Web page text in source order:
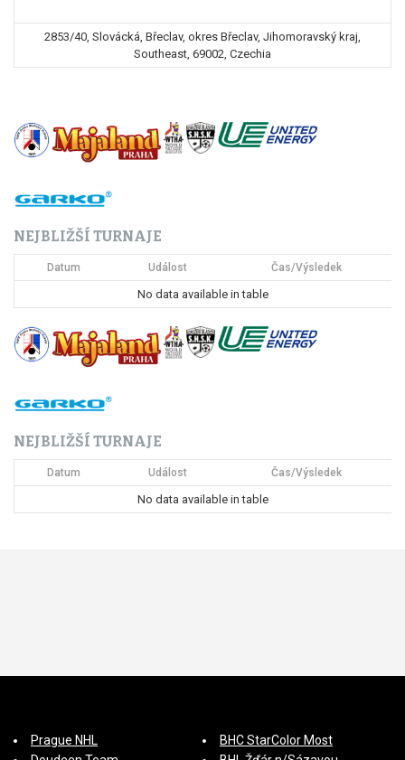
2853/40, Slovácká, Břeclav, okres Břeclav, Jihomoravský kraj,
Southeast, 69002, Czechia
NEJBLIŽŠÍ TURNAJE
Datum Událost Čas/Výsledek
No data available in table
NEJBLIŽŠÍ TURNAJE
Datum Událost Čas/Výsledek
No data available in table
BHC StarColor Most
Prague NHL